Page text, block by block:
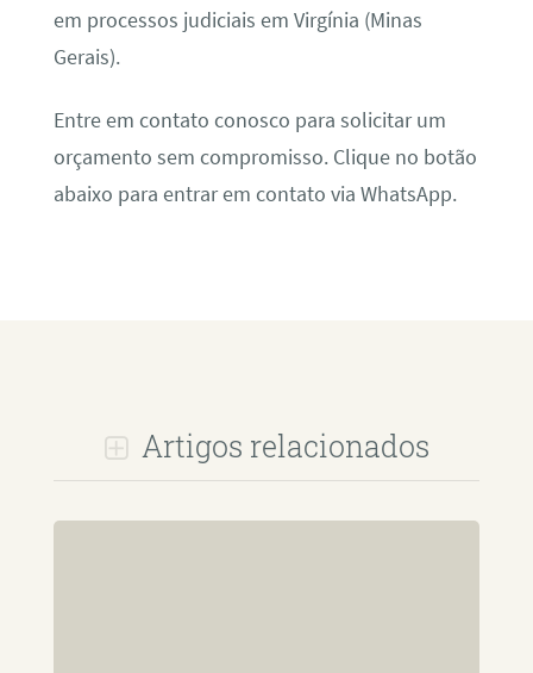
em processos judiciais em Virgínia (Minas
Gerais).
Entre em contato conosco para solicitar um
orçamento sem compromisso. Clique no botão
abaixo para entrar em contato via WhatsApp.
Artigos relacionados